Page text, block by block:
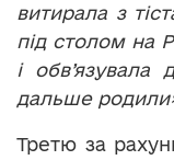
витирала з
під столом на
і
дальше
Третю за